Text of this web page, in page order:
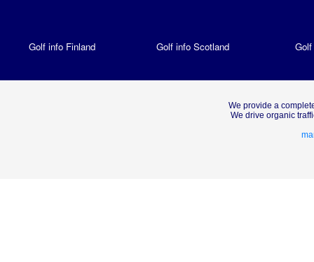
Golf info Finland Golf info Scotland
We provide a
We drive organic